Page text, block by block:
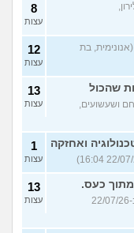
8
עצות
(אנונימית, בת
12
עצות
שהכול
ושעשועים,
13
עצות
ואחזקה
1
עצות
כעס.
(אלכס, שם בדוי, בן 40, כתב ב-22/07/26
13
עצות